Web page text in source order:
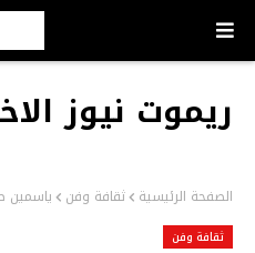
ريموت نيوز
الصفحة الرئيسية ثقافة وفن ياسمين
ثقافة وفن